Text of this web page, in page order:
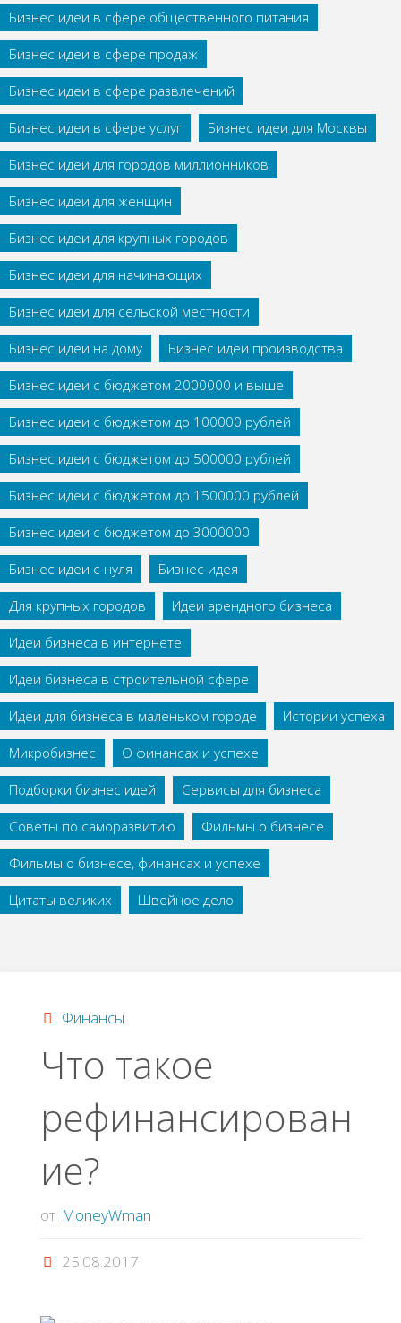
Бизнес идеи в сфере общественного питания
Бизнес идеи в сфере продаж
Бизнес идеи в сфере развлечений
Бизнес идеи в сфере услуг
Бизнес идеи для Москвы
Бизнес идеи для городов миллионников
Бизнес идеи для женщин
Бизнес идеи для крупных городов
Бизнес идеи для начинающих
Бизнес идеи для сельской местности
Бизнес идеи на дому
Бизнес идеи производства
Бизнес идеи с бюджетом 2000000 и выше
Бизнес идеи с бюджетом до 100000 рублей
Бизнес идеи с бюджетом до 500000 рублей
Бизнес идеи с бюджетом до 1500000 рублей
Бизнес идеи с бюджетом до 3000000
Бизнес идеи с нуля
Бизнес идея
Для крупных городов
Идеи арендного бизнеса
Идеи бизнеса в интернете
Идеи бизнеса в строительной сфере
Идеи для бизнеса в маленьком городе
Истории успеха
Микробизнес
О финансах и успехе
Подборки бизнес идей
Сервисы для бизнеса
Советы по саморазвитию
Фильмы о бизнесе
Фильмы о бизнесе, финансах и успехе
Цитаты великих
Швейное дело
Финансы
Что такое
рефинансирован
ие?
от MoneyWman
25.08.2017